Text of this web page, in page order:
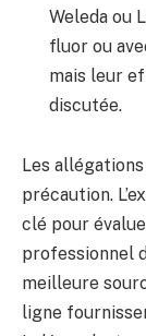
Weleda ou
fluor ou
mais leur
discutée.
Les
précaution.
clé pour
professionnel
meilleure
ligne